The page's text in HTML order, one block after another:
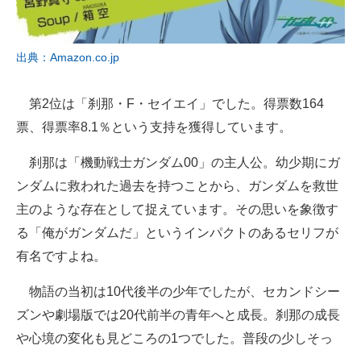
出典：Amazon.co.jp
第2位は「刹那・F・セイエイ」でした。得票数164
票、得票率8.1％という支持を獲得しています。
刹那は「機動戦士ガンダム00」の主人公。幼少期にガ
ンダムに救われた過去を持つことから、ガンダムを救世
主のような存在として捉えています。その思いを象徴す
る「俺がガンダムだ」というインパクトのあるセリフが
有名ですよね。
物語の当初は10代後半の少年でしたが、セカンドシー
ズンや劇場版では20代前半の青年へと成長。刹那の成長
や心境の変化も見どころの1つでした。普段の少しそっ